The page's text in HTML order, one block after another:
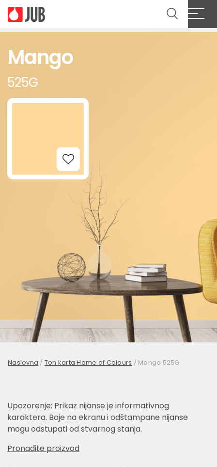
Mango
525G
Add to Wishlist
Naslovna / Ton karta Home of Colours / Mango 525G
Upozorenje: Prikaz nijanse je informativnog
karaktera. Boje na ekranu i odštampane nijanse
mogu odstupati od stvarnog stanja.
Pronađite proizvod